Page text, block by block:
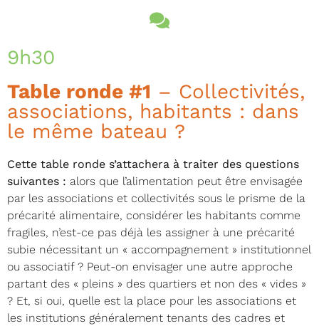
9h30
Table ronde #1 – Collectivités,
associations, habitants : dans
le même bateau ?
Cette table ronde s’attachera à traiter des questions
suivantes : alors que l’alimentation peut être envisagée
par les associations et collectivités sous le prisme de la
précarité alimentaire, considérer les habitants comme
fragiles, n’est-ce pas déjà les assigner à une précarité
subie nécessitant un « accompagnement » institutionnel
ou associatif ? Peut-on envisager une autre approche
partant des « pleins » des quartiers et non des « vides »
? Et, si oui, quelle est la place pour les associations et
les institutions généralement tenants des cadres et